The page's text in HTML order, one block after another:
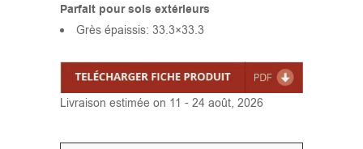
Parfait pour sols extérieurs
Grès épaissis: 33.3×33.3
Livraison estimée on 11 - 24 août, 2026